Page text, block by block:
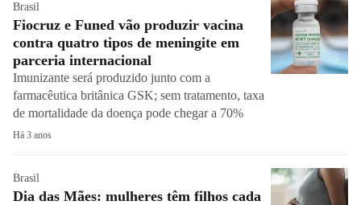
Brasil
Fiocruz e Funed vão produzir vacina
contra quatro tipos de meningite em
parceria internacional
Imunizante será produzido junto com a
farmacêutica britânica GSK; sem tratamento, taxa
de mortalidade da doença pode chegar a 70%
Há 3 anos
Brasil
Dia das Mães: mulheres têm filhos cada